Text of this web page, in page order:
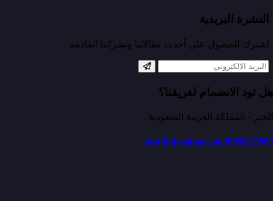
النشرة البريدية
اشترك للحصول على أحدث مقالاتنا ونشراتنا القادمة
هل تود الانضمام لفريقنا؟
الخبر - المملكة العربية السعودية
0568615900
hr@jadarahas.com